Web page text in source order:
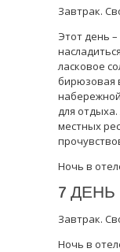
Завтрак.
Этот день
насладиться
ласковое
бирюзовая
для
местных
Ночь в
7 ДЕНЬ
Завтрак.
Ночь в